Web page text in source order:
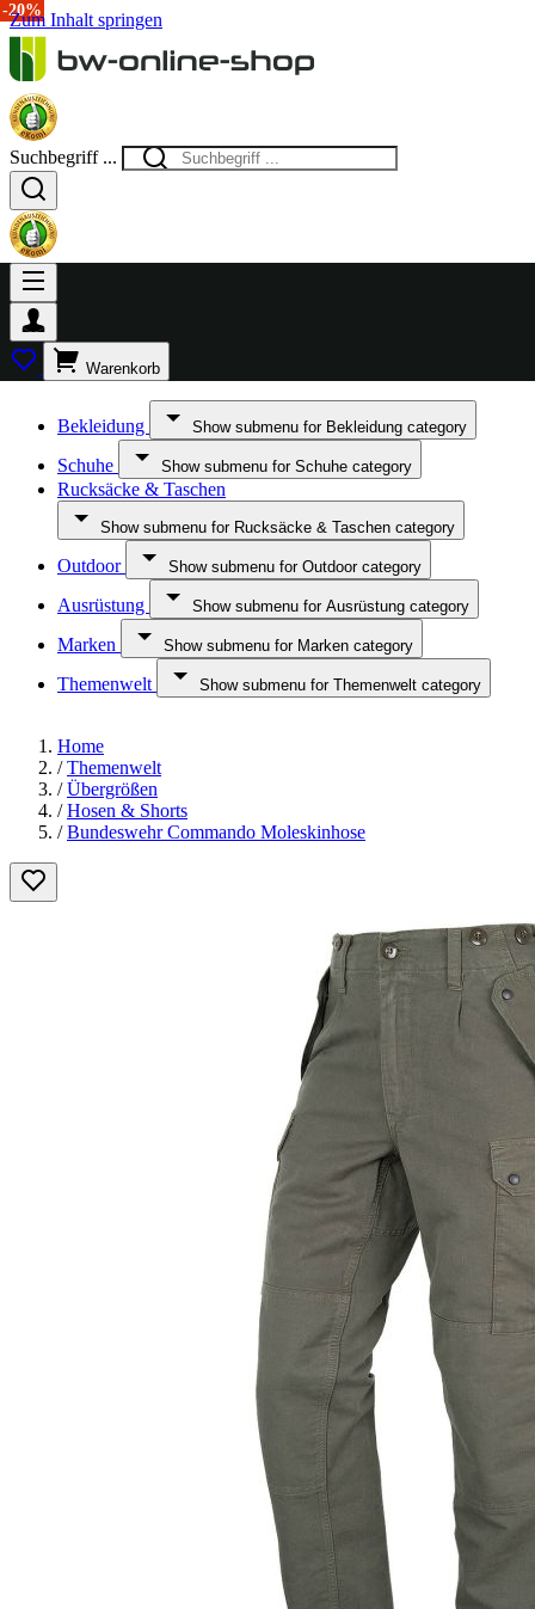
Zum Inhalt springen
Suchbegriff ...
Warenkorb
Bekleidung Show submenu for Bekleidung category
Schuhe Show submenu for Schuhe category
Rucksäcke & Taschen
Show submenu for Rucksäcke & Taschen category
Outdoor Show submenu for Outdoor category
Ausrüstung Show submenu for Ausrüstung category
Marken Show submenu for Marken category
Themenwelt Show submenu for Themenwelt category
Home
/ Themenwelt
/ Übergrößen
/ Hosen & Shorts
/ Bundeswehr Commando Moleskinhose
-15%
-20%